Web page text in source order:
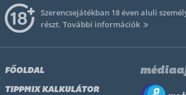
Szerencsejátékban 18 éven aluli
részt. További információk
FŐOLDAL
TIPPMIX KALKULÁTOR